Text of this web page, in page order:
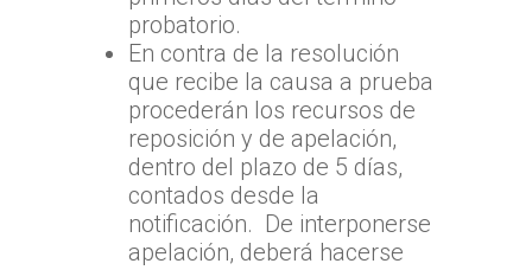
probatorio.
En contra de la resolución
que recibe la causa a prueba
procederán los recursos de
reposición y de apelación,
dentro del plazo de 5 días,
contados desde la
notificación. De interponerse
apelación, deberá hacerse
Inicio
TTA
Qué es TTA
TTA Transparente
Qué y cómo
Procedimientos y
Actividad TTA
Normativa
Tribunales por